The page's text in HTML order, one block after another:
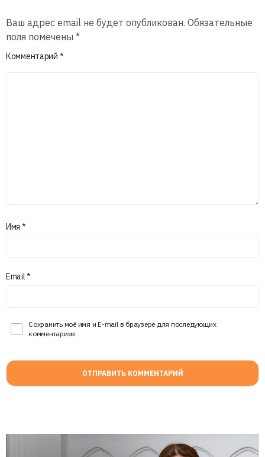
Ваш адрес email не будет опубликован. Обязательные
поля помечены *
Комментарий *
Имя *
Email*
Сохранить моё имя и E-mail в браузере для последующих
комментариев